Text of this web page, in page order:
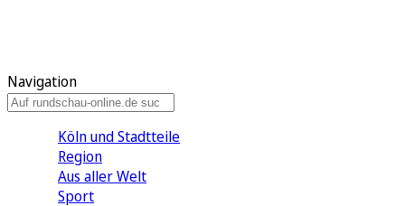
Navigation
Köln und Stadtteile
Region
Aus aller Welt
Sport